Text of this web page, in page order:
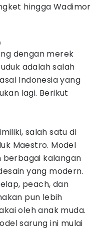
hingga Wadimor
dengan merek
adalah salah
Indonesia yang
lagi. Berikut
salah satu di
Maestro. Model
berbagai kalangan
yang modern.
peach, dan
pun lebih
oleh anak muda.
sarung ini mulai